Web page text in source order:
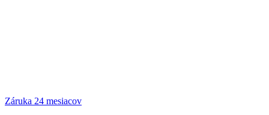
Záruka 24 mesiacov